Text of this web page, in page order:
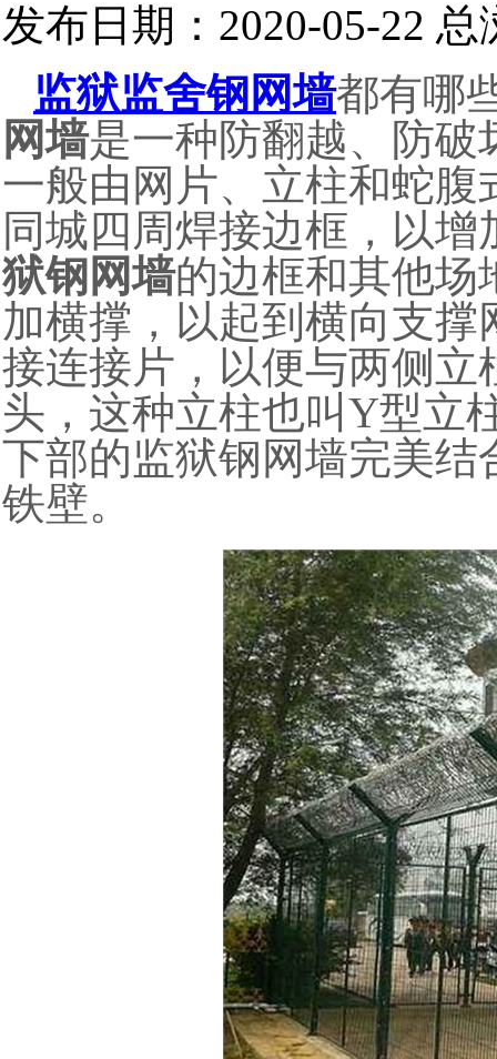
发布日期：2020-05-22 总
监狱监舍钢网墙都有哪
网墙是一种防翻越、防破
一般由网片、立柱和蛇
同城四周焊接边框，以
狱钢网墙的边框和其他场
加横撑，以起到横向支
接连接片，以便与两侧
头，这种立柱也叫Y型立
下部的监狱钢网墙完美
铁壁。